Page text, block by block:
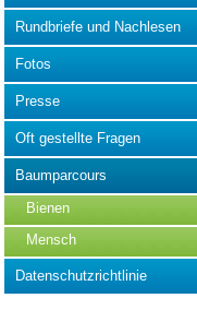
Rundbriefe und Nachlesen
Fotos
Presse
Oft gestellte Fragen
Baumparcours
Bienen
Mensch
Datenschutzrichtlinie